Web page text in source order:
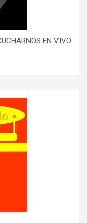
EN VIVO